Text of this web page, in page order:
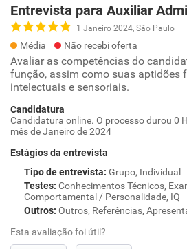
Entrevista para Auxiliar
1 Janeiro 2024, São Paulo
Média Não recebi oferta
Avaliar as competências do
função, assim como suas aptidões
intelectuais e sensoriais.
Candidatura
Candidatura online. O processo durou 0
mês de Janeiro de 2024
Estágios da entrevista
Tipo de entrevista: Grupo, Individual
Testes: Conhecimentos Técnicos,
Comportamental / Personalidade, IQ
Outros: Outros, Referências,
Esta avaliação foi útil?